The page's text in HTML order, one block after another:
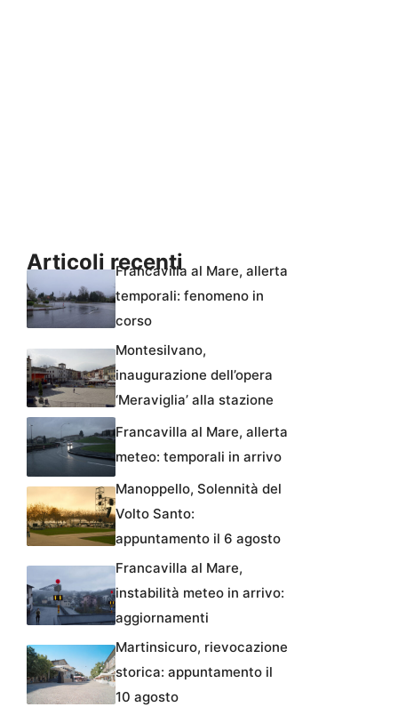
Articoli recentiFrancavilla al Mare, allerta
temporali: fenomeno in
corso
Montesilvano,
inaugurazione dell’opera
‘Meraviglia’ alla stazione
Francavilla al Mare, allerta
meteo: temporali in arrivo
Manoppello, Solennità del
Volto Santo:
appuntamento il 6 agosto
Francavilla al Mare,
instabilità meteo in arrivo:
aggiornamenti
Martinsicuro, rievocazione
storica: appuntamento il
10 agosto